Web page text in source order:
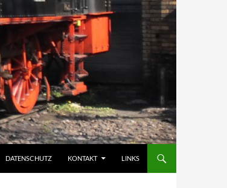
DATENSCHUTZ KONTAKT LINKS